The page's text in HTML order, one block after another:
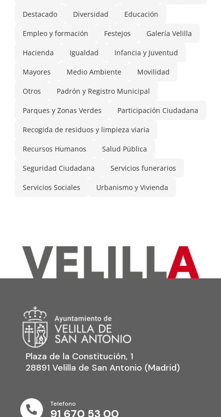
Destacado Diversidad Educación
Empleo y formación Festejos Galería Velilla
Hacienda Igualdad Infancia y Juventud
Mayores Medio Ambiente Movilidad
Otros Padrón y Registro Municipal
Parques y Zonas Verdes Participación Ciudadana
Recogida de residuos y limpieza viaria
Recursos Humanos Salud Pública
Seguridad Ciudadana Servicios funerarios
Servicios Sociales Urbanismo y Vivienda
Plaza de la Constitución, 1
28891 Velilla de San Antonio (Madrid)

Telefono
91 670 53 00